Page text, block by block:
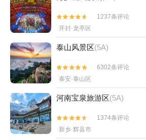


1237条评论
开封·龙亭区
泰山风景区(5A)


6302条评论
泰安·泰山区
河南宝泉旅游区(5A)


1374条评论
新乡·辉县市